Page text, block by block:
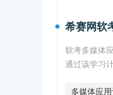
希赛网软
软考多媒体
通过该学习
多媒体应